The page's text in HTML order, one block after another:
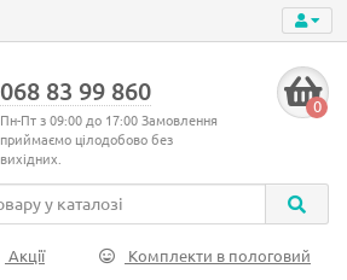
068 83 99 860
Пн-Пт з 09:00 до 17:00 Замовлення
приймаємо цілодобово без
вихідних.
0
Акції Комплекти в пологовий